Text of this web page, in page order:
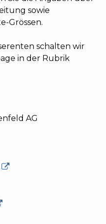
sowie
Grössen.
schalten wir
in der Rubrik
AG